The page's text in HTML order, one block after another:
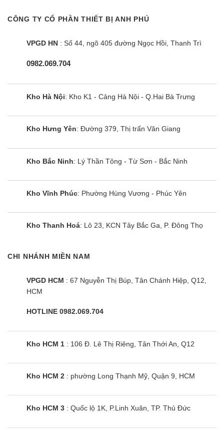
CÔNG TY CỔ PHẦN THIẾT BỊ ANH PHÚ
VPGD HN : Số 44, ngõ 405 đường Ngọc Hồi, Thanh Trì
0982.069.704
Kho Hà Nội: Kho K1 - Cảng Hà Nội - Q.Hai Bà Trưng
Kho Hưng Yên: Đường 379, Thị trấn Văn Giang
Kho Bắc Ninh: Lý Thần Tông - Từ Sơn - Bắc Ninh
Kho Vĩnh Phúc: Phường Hùng Vương - Phúc Yên
Kho Thanh Hoá: Lô 23, KCN Tây Bắc Ga, P. Đông Thọ
CHI NHÁNH MIỀN NAM
VPGD HCM : 67 Nguyễn Thị Búp, Tân Chánh Hiệp, Q12,
HCM
HOTLINE 0982.069.704
Kho HCM 1 : 106 Đ. Lê Thị Riêng, Tân Thới An, Q12
Kho HCM 2 : phường Long Thạnh Mỹ, Quận 9, HCM
Kho HCM 3 : Quốc lộ 1K, P.Linh Xuân, TP. Thủ Đức